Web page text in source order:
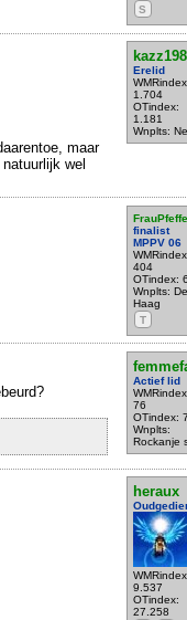
S
Erelid
1.704
OTindex:
1.181
Wnplts:
maar
wel
finalist
MPPV 06
404
OTindex:
Wnplts:
Haag
T
Actief lid
76
OTindex:
Wnplts:
Rockanje
heraux
9.537
OTindex:
27.258